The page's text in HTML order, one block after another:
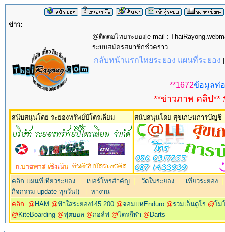
ข่าว:
@ติดต่อไทยระยอง[e-mail :
ระบบสมัครสมาชิกชั่วคราว
กลับหน้าแรกไทยระยอง แผนที่ระยอง
**1672ข้อมูลท่
**ข่าวภาพ คลิป**
สนับสนุนโดย ระยองทรัพย์ปิโตรเลียม สนับสนุนโดย สุขเกษมการบัญชี
คลิก แผนที่เที่ยวระยอง เบอร์โทรสำคัญ วัดในระยอง เที่ยวระยอง
กิจกรรม update ทุกวัน!) |หางาน
คลิก: @ HAM @ฟ้าใสระยอง145.200 @จอมแหEnduro @รวมเอ็นดูโร่ @โม
@ KiteBoarding @ฟุตบอล @กอล์ฟ @ไตรกีฬา @ Darts